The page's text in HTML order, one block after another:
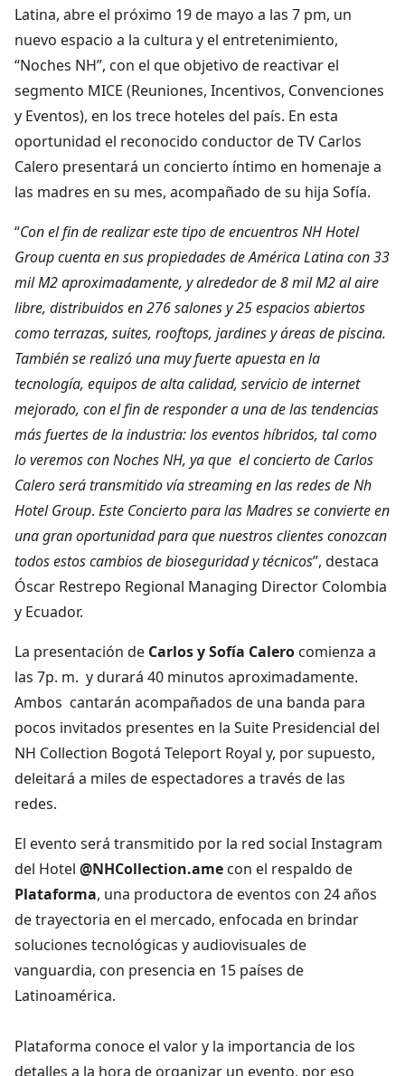
Latina, abre el próximo 19 de mayo a las 7 pm, un
nuevo espacio a la cultura y el entretenimiento,
“Noches NH”, con el que objetivo de reactivar el
segmento MICE (Reuniones, Incentivos, Convenciones
y Eventos), en los trece hoteles del país. En esta
oportunidad el reconocido conductor de TV Carlos
Calero presentará un concierto íntimo en homenaje a
las madres en su mes, acompañado de su hija Sofía.
“Con el fin de realizar este tipo de encuentros NH Hotel
Group cuenta en sus propiedades de América Latina con 33
mil M2 aproximadamente, y alrededor de 8 mil M2 al aire
libre, distribuidos en 276 salones y 25 espacios abiertos
como terrazas, suites, rooftops, jardines y áreas de piscina.
También se realizó una muy fuerte apuesta en la
tecnología, equipos de alta calidad, servicio de internet
mejorado, con el fin de responder a una de las tendencias
más fuertes de la industria: los eventos híbridos, tal como
lo veremos con Noches NH, ya que el concierto de Carlos
Calero será transmitido vía streaming en las redes de Nh
Hotel Group. Este Concierto para las Madres se convierte en
una gran oportunidad para que nuestros clientes conozcan
todos estos cambios de bioseguridad y técnicos”, destaca
Óscar Restrepo Regional Managing Director Colombia
y Ecuador.
La presentación de Carlos y Sofía Calero comienza a
las 7p. m. y durará 40 minutos aproximadamente.
Ambos cantarán acompañados de una banda para
pocos invitados presentes en la Suite Presidencial del
NH Collection Bogotá Teleport Royal y, por supuesto,
deleitará a miles de espectadores a través de las
redes.
El evento será transmitido por la red social Instagram
del Hotel @NHCollection.ame con el respaldo de
Plataforma, una productora de eventos con 24 años
de trayectoria en el mercado, enfocada en brindar
soluciones tecnológicas y audiovisuales de
vanguardia, con presencia en 15 países de
Latinoamérica.
Plataforma conoce el valor y la importancia de los
detalles a la hora de organizar un evento, por eso